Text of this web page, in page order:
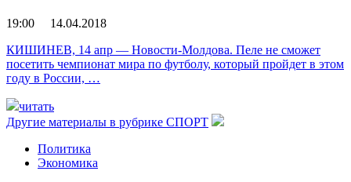
19:00 14.04.2018
КИШИНЕВ, 14 апр — Новости-Молдова. Пеле не сможет
посетить чемпионат мира по футболу, который пройдет в этом
году в России, …
читать
Другие материалы в рубрике СПОРТ
Политика
Экономика